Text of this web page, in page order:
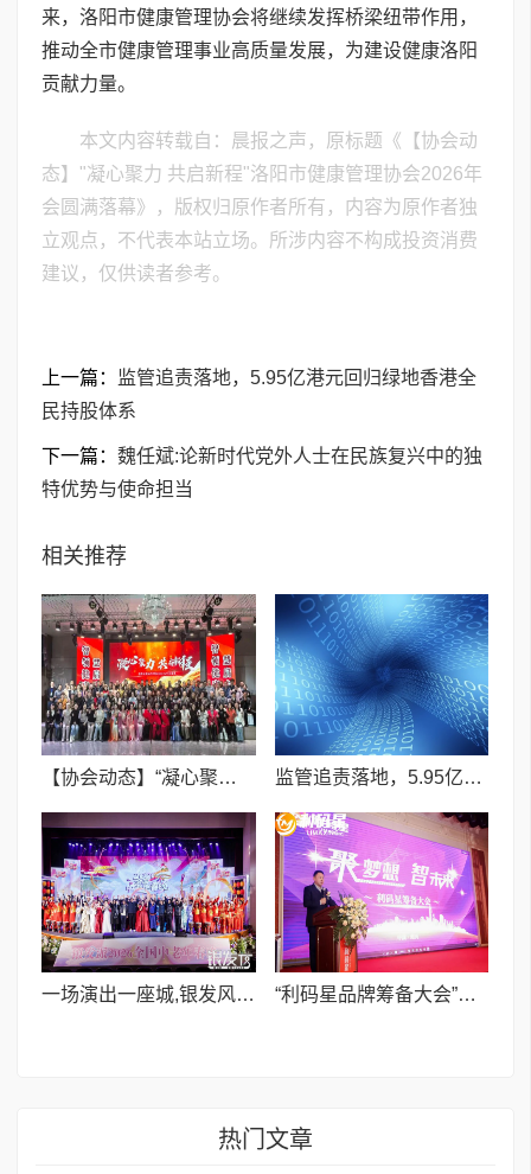
来，洛阳市健康管理协会将继续发挥桥梁纽带作用，
推动全市健康管理事业高质量发展，为建设健康洛阳
贡献力量。
本文内容转载自：晨报之声，原标题《【协会动
态】"凝心聚力 共启新程"洛阳市健康管理协会2026年
会圆满落幕》，版权归原作者所有，内容为原作者独
立观点，不代表本站立场。所涉内容不构成投资消费
建议，仅供读者参考。
上一篇：
监管追责落地，5.95亿港元回归绿地香港全
民持股体系
下一篇： 魏任斌:论新时代党外人士在民族复兴中的独
特优势与使命担当
相关推荐
【协会动态】“凝心聚力 共启新程”洛阳市健康管理协会2026年会圆满落幕 监管追责落地，5.95亿港元回归绿地香港全民持股体系
一场演出一座城,银发风采耀大丰 ——2026“新春有你”全国中老年春晚完成录制 ​“利码星品牌筹备大会”在浙江绍兴隆重举行,共绘实体经济发展新蓝图
热门文章